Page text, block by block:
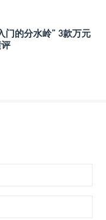
门的分水岭” 3款万元